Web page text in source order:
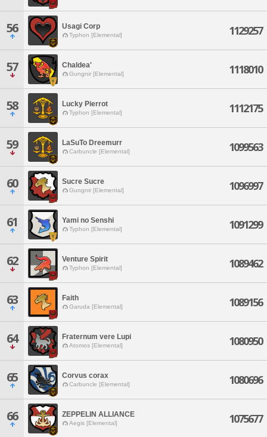
56 Usagi Corp
Typhon [Elemental] 1129257
57 Chaldea'
Gungnir [Elemental] 1118010
58 Lucky Pierrot
Typhon [Elemental] 1112175
59 LaSuTo Dreemurr
Carbuncle [Elemental] 1099563
60 Sucre Sucre
Gungnir [Elemental] 1096997
61 Yami no Senshi
Typhon [Elemental] 1091299
62 Venture Spirit
Typhon [Elemental] 1089462
63 Faith
Garuda [Elemental] 1089156
64 Fraternum vere Lupi
Atomos [Elemental] 1080950
65 Corvus corax
Carbuncle [Elemental] 1080696
66 ZEPPELIN ALLIANCE
Aegis [Elemental] 1075677